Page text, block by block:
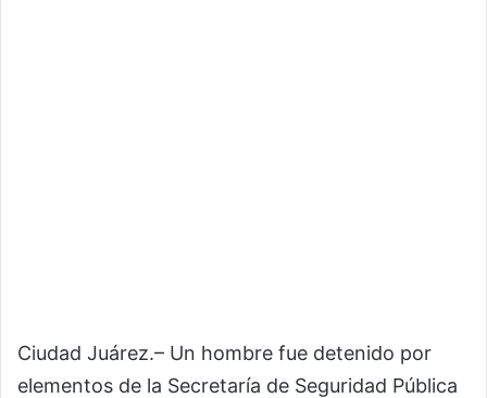
Ciudad Juárez.– Un hombre fue detenido por
elementos de la Secretaría de Seguridad Pública